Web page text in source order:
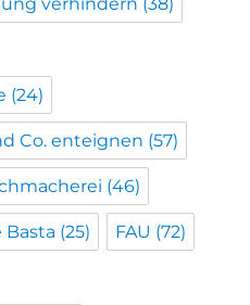
(24)
Co. enteignen (57)
(46)
Basta (25) FAU (72)